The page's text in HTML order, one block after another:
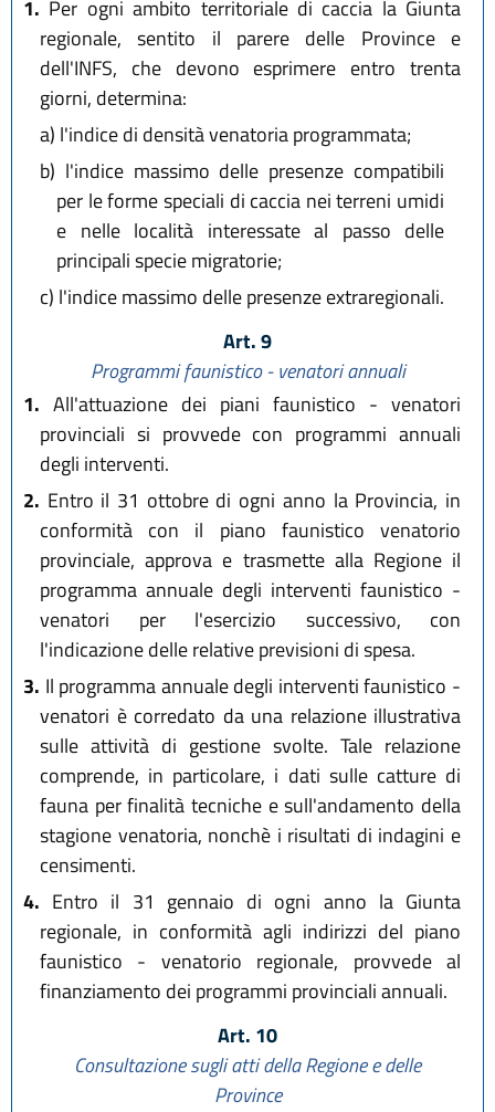
1. Per ogni ambito territoriale di caccia la Giunta
regionale, sentito il parere delle Province e
dell'INFS, che devono esprimere entro trenta
giorni, determina:
a) l'indice di densità venatoria programmata;
b) l'indice massimo delle presenze compatibili
per le forme speciali di caccia nei terreni umidi
e nelle località interessate al passo delle
principali specie migratorie;
c) l'indice massimo delle presenze extraregionali.
Art. 9
Programmi faunistico - venatori annuali
1. All'attuazione dei piani faunistico - venatori
provinciali si provvede con programmi annuali
degli interventi.
2. Entro il 31 ottobre di ogni anno la Provincia, in
conformità con il piano faunistico venatorio
provinciale, approva e trasmette alla Regione il
programma annuale degli interventi faunistico -
venatori per l'esercizio successivo, con
l'indicazione delle relative previsioni di spesa.
3. Il programma annuale degli interventi faunistico -
venatori è corredato da una relazione illustrativa
sulle attività di gestione svolte. Tale relazione
comprende, in particolare, i dati sulle catture di
fauna per finalità tecniche e sull'andamento della
stagione venatoria, nonchè i risultati di indagini e
censimenti.
4. Entro il 31 gennaio di ogni anno la Giunta
regionale, in conformità agli indirizzi del piano
faunistico - venatorio regionale, provvede al
finanziamento dei programmi provinciali annuali.
Art. 10
Consultazione sugli atti della Regione e delle
Province